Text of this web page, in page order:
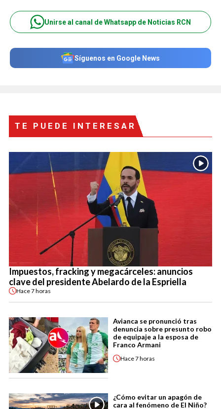
Unirse al canal de Whatsapp de Noticias RCN
Síguenos en Google News
TE PUEDE INTERESAR
Impuestos, fracking y megacárceles: anuncios
clave del presidente Abelardo de la Espriella
Hace7 horas
Avianca se pronunció tras
denuncia sobre presunto robo
de equipaje a la esposa de
Franco Armani
Hace7 horas
¿Cómo evitar un apagón de
cara al fenómeno de El Niño?